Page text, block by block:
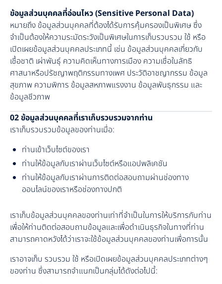
ข้อมูลส่วนบุคคลที่อ่อนไหว (Sensitive Personal Data)
หมายถึง ข้อมูลส่วนบุคคลที่ต้องได้รับการคุ้มครองเป็นพิเศษ ซึ่ง
จำเป็นต้องให้ความระมัดระวังเป็นพิเศษในการเก็บรวบรวม ใช้ หรือ
เปิดเผยข้อมูลส่วนบุคคลประเภทนี้ เช่น ข้อมูลส่วนบุคคลเกี่ยวกับ
เชื้อชาติ เผ่าพันธุ์ ความคิดเห็นทางการเมือง ความเชื่อในลัทธิ
ศาสนาหรือปรัชญาพฤติกรรมทางเพศ ประวัติอาชญากรรม ข้อมูล
สุขภาพ ความพิการ ข้อมูลสหภาพแรงงาน ข้อมูลพันธุกรรม และ
ข้อมูลชีวภาพ
02 ข้อมูลส่วนบุคคลที่เราเก็บรวบรวมจากท่าน
เราเก็บรวบรวมข้อมูลของท่านเมื่อ:
ท่านเข้าเว็บไซต์ของเรา
ท่านให้ข้อมูลกับเราผ่านเว็บไซต์หรือแอปพลิเคชัน
ท่านให้ข้อมูลกับเราผ่านการติดต่อสอบถามผ่านช่องทาง
ออนไลน์ของเราหรือช่องทางปกติ
เราเก็บข้อมูลส่วนบุคคลของท่านเท่าที่จำเป็นในการให้บริการกับท่าน
เพื่อให้ท่านติดต่อสอบถามข้อมูลและเพื่อดำเนินธุรกิจในทางที่ท่าน
สามารถคาดหวังได้ว่าเราจะใช้ข้อมูลส่วนบุคคลของท่านเพื่อการนั้น
เราอาจเก็บ รวบรวม ใช้ หรือเปิดเผยข้อมูลส่วนบุคคลประเภทต่างๆ
ของท่าน ซึ่งสามารถจำแนกเป็นกลุ่มได้ดังต่อไปนี้: